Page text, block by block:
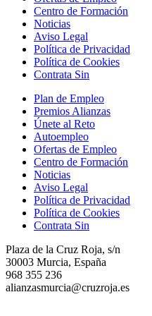
Centro de Formación
Noticias
Aviso Legal
Política de Privacidad
Política de Cookies
Contrata Sin
Plan de Empleo
Premios Alianzas
Únete al Reto
Autoempleo
Ofertas de Empleo
Centro de Formación
Noticias
Aviso Legal
Política de Privacidad
Política de Cookies
Contrata Sin
Plaza de la Cruz Roja, s/n
30003 Murcia, España
968 355 236
alianzasmurcia@cruzroja.es